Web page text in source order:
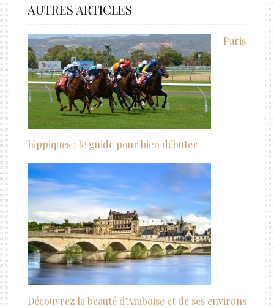
AUTRES ARTICLES
Paris
hippiques : le guide pour bien débuter
Découvrez la beauté d’Amboise et de ses environs